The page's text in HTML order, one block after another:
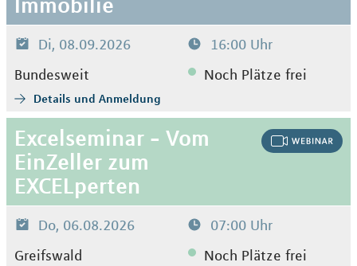
Di, 08.09.2026
16:00 Uhr
Bundesweit
Noch Plätze frei
Details und Anmeldung
Excelseminar - Vom
EinZeller zum
EXCELperten
Do, 06.08.2026
07:00 Uhr
Greifswald
Noch Plätze frei